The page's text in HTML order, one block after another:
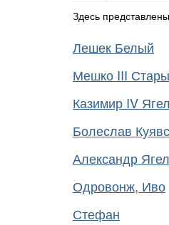
Здесь
Лешек Белый
Мешко III
Казимир IV
Болеслав
Александр
Одровонж, Иво
Стефан